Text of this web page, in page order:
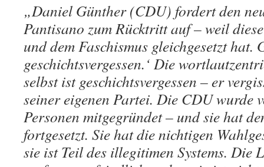
„Daniel Günther (CDU) fordert den
Pantisano zum Rücktritt auf – weil
und dem Faschismus gleichgesetzt hat.
geschichtsvergessen.‘ Die
selbst ist geschichtsvergessen – er
seiner eigenen Partei. Die CDU wurde
Personen mitgegründet – und sie hat
fortgesetzt. Sie hat die nichtigen
sie ist Teil des illegitimen Systems. Die